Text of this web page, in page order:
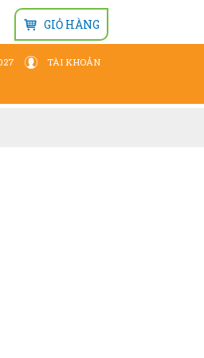
GIỎ HÀNG
TÀI KHOẢN